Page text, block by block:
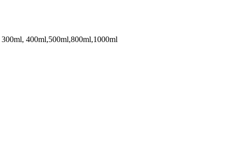
400ml,500ml,800ml,1000ml